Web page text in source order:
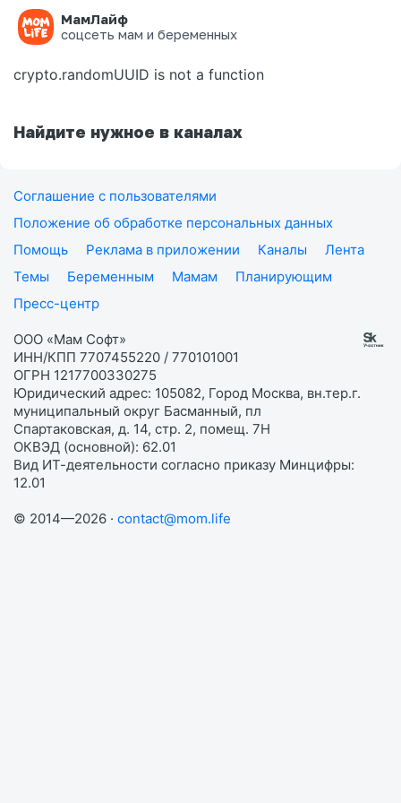
МамЛайф
соцсеть мам и беременных
Ошибка на странице
crypto.randomUUID is not a function
Найдите нужное в каналах
Соглашение с пользователями
Положение об обработке персональных данных
Помощь
Реклама в приложении Каналы
Лента
Темы
Беременным Мамам
Планирующим
Пресс-центр
ООО «Мам Софт»
ИНН/КПП 7707455220 / 770101001
ОГРН 1217700330275
Юридический адрес: 105082, Город Москва, вн.тер.г.
муниципальный округ Басманный, пл
Спартаковская, д. 14, стр. 2, помещ. 7Н
ОКВЭД (основной): 62.01
Вид ИТ-деятельности согласно приказу Минцифры:
12.01
© 2014—2026 · contact@mom.life